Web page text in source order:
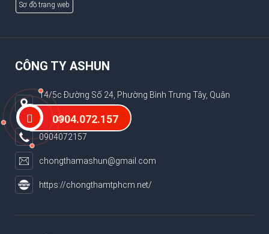
Sơ đồ trang web
CÔNG TY ASHUN
14/5c Đường Số 24, Phường Bình Trưng Tây, Quận
2,TP.HCM
0904072157
chongthamashun@gmail.com
https://chongthamtphcm.net/
0904.072.157